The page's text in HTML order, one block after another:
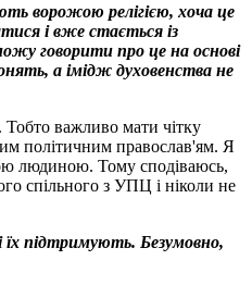
ворожою релігією, хоча це
і вже стається із
говорити про це на основі
а імідж духовенства не
Тобто важливо мати чітку
політичним православ'ям. Я
людиною. Тому сподіваюсь,
спільного з УПЦ і ніколи не
їх підтримують. Безумовно,